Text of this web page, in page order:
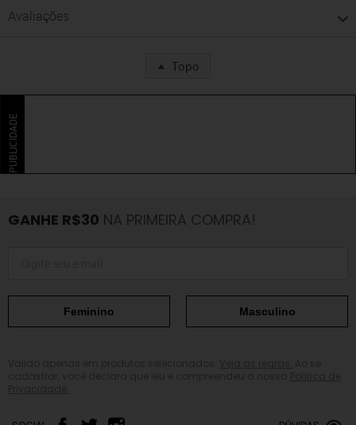
Avaliações
Topo
PUBLICIDADE
GANHE R$30 NA PRIMEIRA COMPRA!
Feminino Masculino